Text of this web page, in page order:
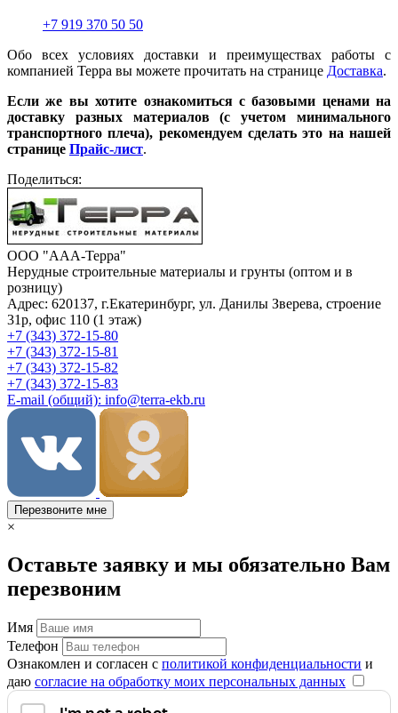
+7 919 370 50 50
Обо всех условиях доставки и преимуществах работы с
компанией Терра вы можете прочитать на странице Доставка.
Если же вы хотите ознакомиться с базовыми ценами на
доставку разных материалов (с учетом минимального
транспортного плеча), рекомендуем сделать это на нашей
странице Прайс-лист.
Поделиться:
ООО "ААА-Терра"
Нерудные строительные материалы и грунты (оптом и в
розницу)
Адрес: 620137, г.Екатеринбург, ул. Данилы Зверева, строение
31р, офис 110 (1 этаж)
+7 (343) 372-15-80
+7 (343) 372-15-81
+7 (343) 372-15-82
+7 (343) 372-15-83
E-mail (общий): info@terra-ekb.ru
Перезвоните мне
×
Оставьте заявку и мы обязательно Вам
перезвоним
Имя
Телефон
Ознакомлен и согласен с политикой конфиденциальности и
даю согласие на обработку моих персональных данных